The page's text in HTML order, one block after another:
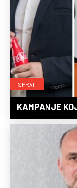
ISPRATI
KAMPANJE